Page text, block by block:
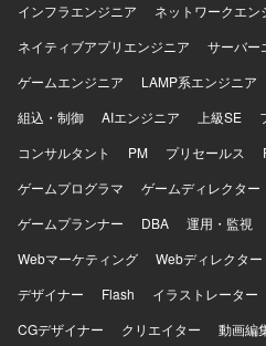
め、セキュリティ分野およびイ
見を大きく高めていただけます。 【開発環境】 自社IT
としてネットワーク、サーバ（
ド環境（AWS、Azure等）、ID
および改善支援となります。
ト・プロキシはZscaler（ZIA、
ディレクトリはActive Directory
リプトはPowerShell、シェルス
AWSサービスはEC2、EBS、
インフラエンジニア
ネットワークエン
ネイティブアプリエンジニア
サーバー
ゲームエンジニア
LAMP系エンジニア
組込・制御
AIエンジニア 上級SE
コンサルタント
PM プリセールス
ゲームプログラマ
ゲームディレクター
ゲームプランナー
DBA 運用・監視
Webマーケティング
Webディレクター
デザイナー
Flash イラストレーター
CGデザイナー
クリエイター 動画編